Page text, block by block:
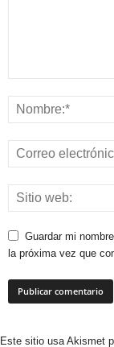
Guardar mi
la próxima vez que
Este sitio usa Akismet